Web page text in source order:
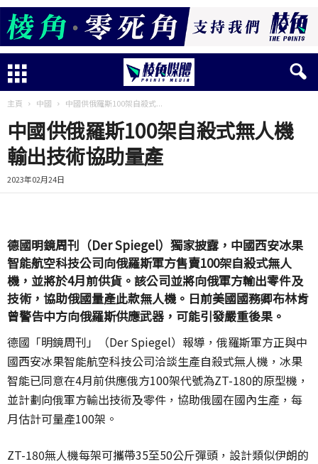
主頁 中國 中國供俄羅斯100架自殺式...
中國供俄羅斯100架自殺式無人機
輸出技術協助量產
2023年02月24日
德國明鏡周刊（Der Spiegel）獨家披露，中國西安冰果
智能航空科技公司向俄羅斯軍方售賣100架自殺式無人
機，並將於4月前供貨。該公司並將向俄軍方輸出零件及
技術，協助俄國量產此款無人機。日前美國國務卿布林肯
曾警告中方向俄羅斯供應武器，可能引發嚴重後果。
德國「明鏡周刊」（Der Spiegel）報導，俄羅斯軍方正與中
國西安冰果智能航空科技公司洽談生產自殺式無人機，冰果
智能已同意在4月前供應俄方100架代號為ZT-180的原型機，
並計劃向俄軍方輸出技術及零件，協助俄國在國內生產，每
月估計可量產100架。
ZT-180無人機每架可攜帶35至50公斤彈頭，設計類似伊朗的